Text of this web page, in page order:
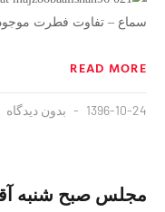
سماع – تفاوت فطرت
READ MORE
1396-10-24 بدون دیدگاه